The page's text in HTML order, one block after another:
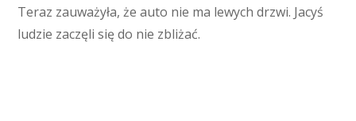
Teraz zauważyła, że auto nie ma lewych drzwi. Jacyś
ludzie zaczęli się do nie zbliżać.